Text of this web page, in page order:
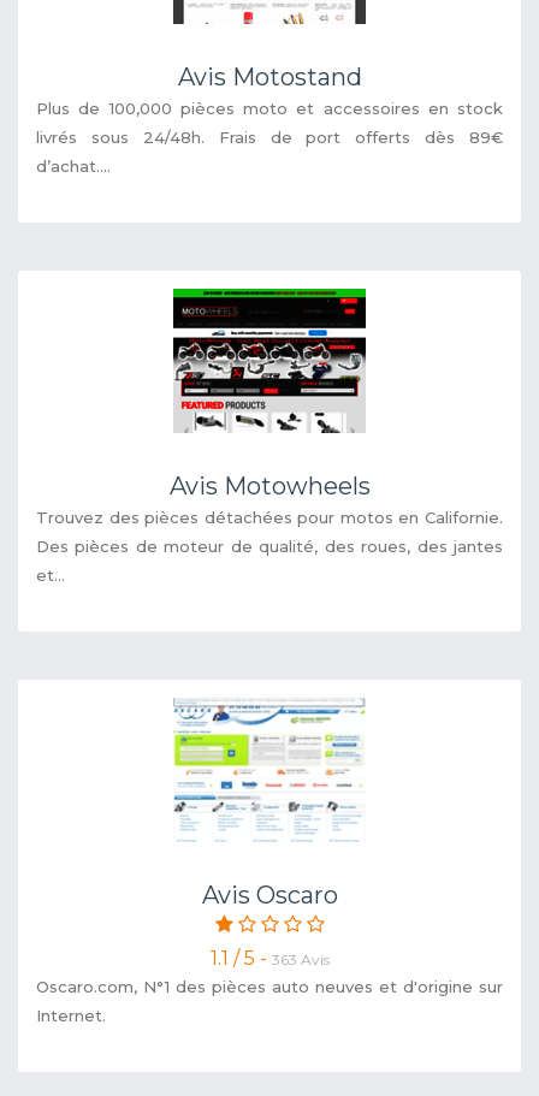
Avis Motostand
Plus de 100,000 pièces moto et accessoires en stock
livrés sous 24/48h. Frais de port offerts dès 89€
d’achat....
Avis Motowheels
Trouvez des pièces détachées pour motos en Californie.
Des pièces de moteur de qualité, des roues, des jantes
et...
Avis Oscaro
1.1 / 5 - 363 Avis
Oscaro.com, N°1 des pièces auto neuves et d'origine sur
Internet.